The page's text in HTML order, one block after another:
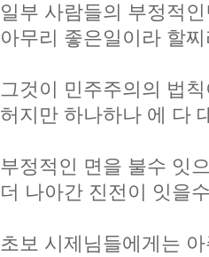
일부 사람들의 부정적
아무리 좋은일이라 할
그것이 민주주의의 법
허지만 하나하나 에 다
부정적인 면을 불수 잇
더 나아간 진전이 잇을
초보 시제님들에게는